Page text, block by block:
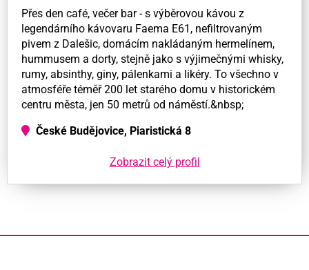
Přes den café, večer bar - s výběrovou kávou z
legendárního kávovaru Faema E61, nefiltrovaným
pivem z Dalešic, domácím nakládaným hermelínem,
hummusem a dorty, stejně jako s výjimečnými whisky,
rumy, absinthy, giny, pálenkami a likéry. To všechno v
atmosféře téměř 200 let starého domu v historickém
centru města, jen 50 metrů od náměstí.&nbsp;
České Budějovice, Piaristická 8
Zobrazit celý profil